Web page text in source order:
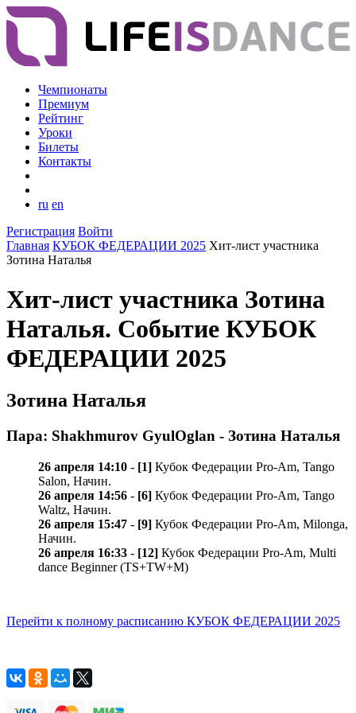
Чемпионаты
Премиум
Рейтинг
Уроки
Билеты
Контакты
ru en
Регистрация Войти
Главная КУБОК ФЕДЕРАЦИИ 2025 Хит-лист участника
Зотина Наталья
Хит-лист участника Зотина
Наталья. Событие КУБОК
ФЕДЕРАЦИИ 2025
Зотина Наталья
Пара: Shakhmurov GyulOglan - Зотина Наталья
26 апреля 14:10 - [1] Кубок Федерации Pro-Am, Tango
Salon, Начин.
26 апреля 14:56 - [6] Кубок Федерации Pro-Am, Tango
Waltz, Начин.
26 апреля 15:47 - [9] Кубок Федерации Pro-Am, Milonga,
Начин.
26 апреля 16:33 - [12] Кубок Федерации Pro-Am, Multi
dance Beginner (TS+TW+M)
Перейти к полному расписанию КУБОК ФЕДЕРАЦИИ 2025